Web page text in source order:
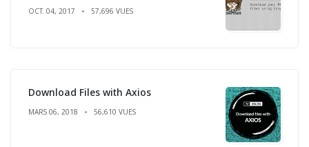
OCT. 04, 2017 57,696 VUES
Download Files with Axios
MARS 06, 2018 56,610 VUES